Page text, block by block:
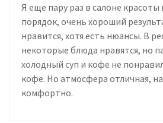
Я еще пару раз в салоне красоты
порядок, очень хороший
нравится, хотя есть нюансы. В
некоторые блюда нравятся, но
холодный суп и кофе не
кофе. Но атмосфера отличная,
комфортно.